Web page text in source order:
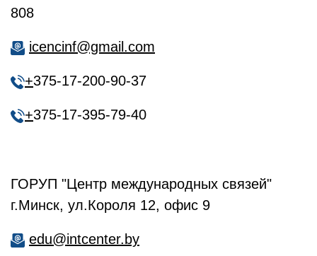
808
icencinf@gmail.com
+375-17-200-90-37
+375-17-395-79-40
ГОРУП "Центр международных связей"
г.Минск, ул.Короля 12, офис 9
edu@intcenter.by